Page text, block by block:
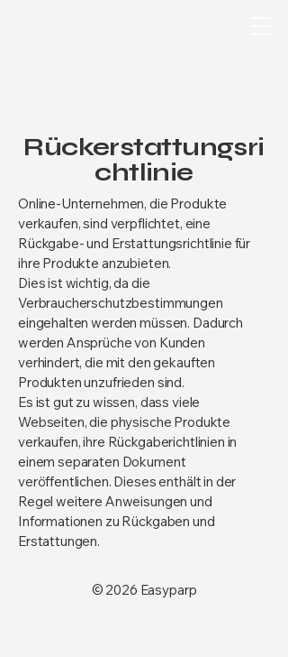
Rückerstattungsri
chtlinie
Online-Unternehmen, die Produkte
verkaufen, sind verpflichtet, eine
Rückgabe- und Erstattungsrichtlinie für
ihre Produkte anzubieten.
Dies ist wichtig, da die
Verbraucherschutzbestimmungen
eingehalten werden müssen. Dadurch
werden Ansprüche von Kunden
verhindert, die mit den gekauften
Produkten unzufrieden sind.
Es ist gut zu wissen, dass viele
Webseiten, die physische Produkte
verkaufen, ihre Rückgaberichtlinien in
einem separaten Dokument
veröffentlichen. Dieses enthält in der
Regel weitere Anweisungen und
Informationen zu Rückgaben und
Erstattungen.
© 2026 Easyparp